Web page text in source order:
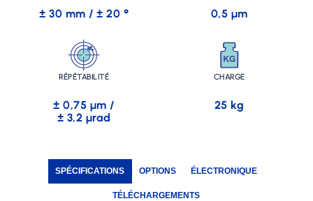
± 30 mm / ± 20 ° 0,5 µm
RÉPÉTABILITÉ
± 0,75 µm /
± 3,2 µrad
CHARGE
25 kg
SPÉCIFICATIONS OPTIONS ÉLECTRONIQUE
TÉLÉCHARGEMENTS